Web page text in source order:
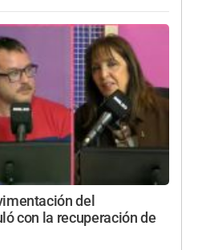
del
con la recuperación de